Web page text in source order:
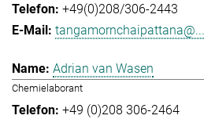
+49(0)208/306-2443
tangamornchaipattana@...
Adrian van Wasen
Chemielaborant
+49 (0)208 306-2464